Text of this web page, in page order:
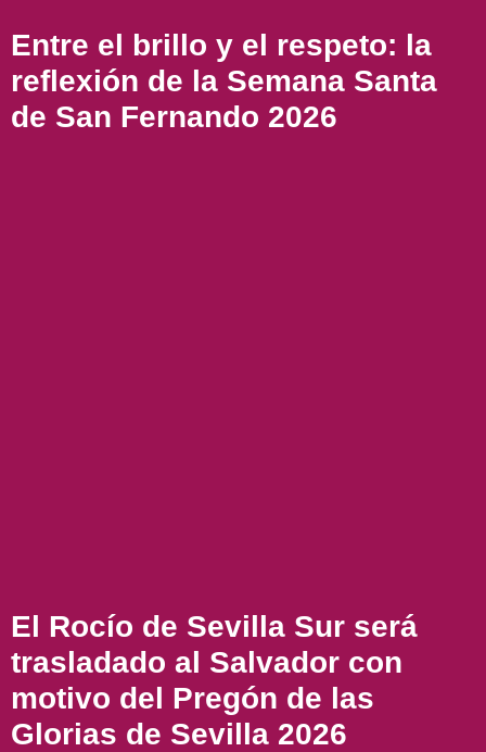
Entre el brillo y el respeto: la
reflexión de la Semana Santa
de San Fernando 2026
El Rocío de Sevilla Sur será
trasladado al Salvador con
motivo del Pregón de las
Glorias de Sevilla 2026